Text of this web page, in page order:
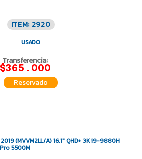
ITEM: 2920
USADO
Transferencia:
$365.000
(MVVM2LL/A) 16.1″ QHD+ 3K i9-9880H
Pro 5500M